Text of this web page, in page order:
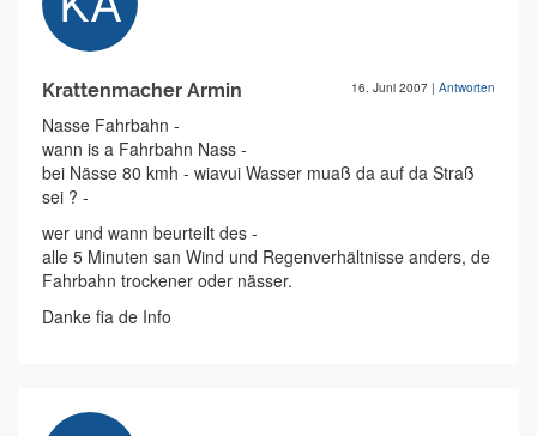
Krattenmacher Armin 16. Juni 2007 | Antworten
Nasse Fahrbahn -
wann is a Fahrbahn Nass -
bei Nässe 80 kmh - wiavui Wasser muaß da auf da Straß
sei ? -
wer und wann beurteilt des -
alle 5 Minuten san Wind und Regenverhältnisse anders, de
Fahrbahn trockener oder nässer.
Danke fia de Info